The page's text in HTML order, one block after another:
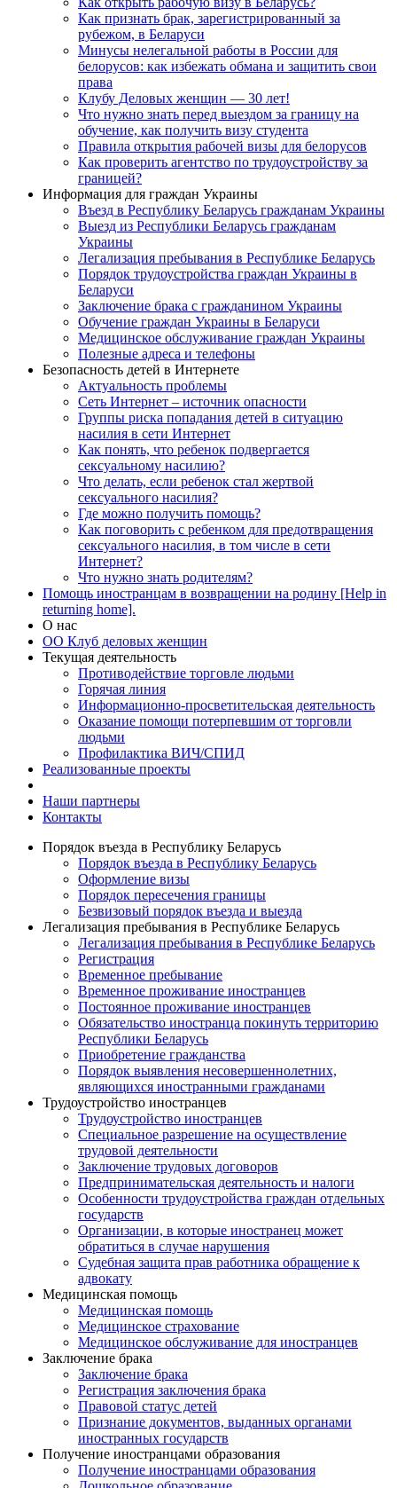
Как признать брак, зарегистрированный за
рубежом, в Беларуси
Минусы нелегальной работы в России для
белорусов: как избежать обмана и защитить свои
права
Клубу Деловых женщин — 30 лет!
Что нужно знать перед выездом за границу на
обучение, как получить визу студента
Правила открытия рабочей визы для белорусов
Как проверить агентство по трудоустройству за
границей?
Информация для граждан Украины
Въезд в Республику Беларусь гражданам Украины
Выезд из Республики Беларусь гражданам
Украины
Легализация пребывания в Республике Беларусь
Порядок трудоустройства граждан Украины в
Беларуси
Заключение брака с гражданином Украины
Обучение граждан Украины в Беларуси
Медицинское обслуживание граждан Украины
Полезные адреса и телефоны
Безопасность детей в Интернете
Актуальность проблемы
Сеть Интернет – источник опасности
Группы риска попадания детей в ситуацию
насилия в сети Интернет
Как понять, что ребенок подвергается
сексуальному насилию?
Что делать, если ребенок стал жертвой
сексуального насилия?
Где можно получить помощь?
Как поговорить с ребенком для предотвращения
сексуального насилия, в том числе в сети
Интернет?
Что нужно знать родителям?
Помощь иностранцам в возвращении на родину [Help in
returning home].
О нас
ОО Клуб деловых женщин
Текущая деятельность
Противодействие торговле людьми
Горячая линия
Информационно-просветительская деятельность
Оказание помощи потерпевшим от торговли
людьми
Профилактика ВИЧ/СПИД
Реализованные проекты
Наши партнеры
Контакты
Порядок въезда в Республику Беларусь
Порядок въезда в Республику Беларусь
Оформление визы
Порядок пересечения границы
Безвизовый порядок въезда и выезда
Легализация пребывания в Республике Беларусь
Легализация пребывания в Республике Беларусь
Регистрация
Временное пребывание
Временное проживание иностранцев
Постоянное проживание иностранцев
Обязательство иностранца покинуть территорию
Республики Беларусь
Приобретение гражданства
Порядок выявления несовершеннолетних,
являющихся иностранными гражданами
Трудоустройство иностранцев
Трудоустройство иностранцев
Специальное разрешение на осуществление
трудовой деятельности
Заключение трудовых договоров
Предпринимательская деятельность и налоги
Особенности трудоустройства граждан отдельных
государств
Организации, в которые иностранец может
обратиться в случае нарушения
Судебная защита прав работника обращение к
адвокату
Медицинская помощь
Медицинская помощь
Медицинское страхование
Медицинское обслуживание для иностранцев
Заключение брака
Заключение брака
Регистрация заключения брака
Правовой статус детей
Признание документов, выданных органами
иностранных государств
Получение иностранцами образования
Получение иностранцами образования